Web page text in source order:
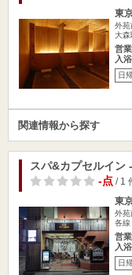
東
外
大森
営
入
日
関連情報から探す
スパ&カプセルイン
-点/ 1
東
外
各線
営
入
日